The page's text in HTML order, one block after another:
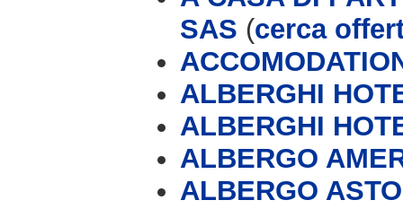
SAS (cerca
ALBERGHI
ALBERGHI
ALBERGO
ALBERGO